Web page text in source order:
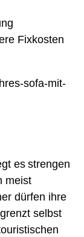
Fixkosten
es strengen
meist
dürfen ihre
selbst